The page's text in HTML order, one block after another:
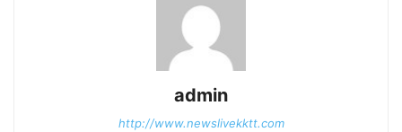
admin
http://www.newslivekktt.com